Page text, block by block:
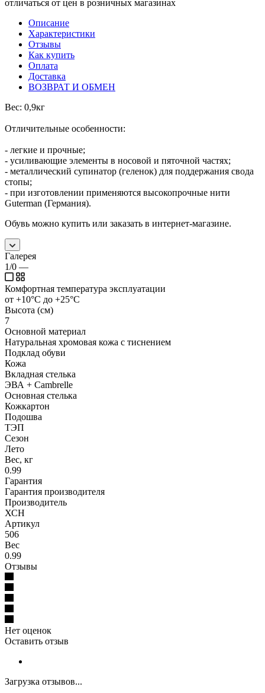
отличаться от цен в розничных магазинах
Описание
Характеристики
Отзывы
Как купить
Оплата
Доставка
ВОЗВРАТ И ОБМЕН
Вес: 0,9кг
Отличительные особенности:
- легкие и прочные;
- усиливающие элементы в носовой и пяточной частях;
- металлический супинатор (геленок) для поддержания свода
стопы;
- при изготовлении применяются высокопрочные нити
Guterman (Германия).
Обувь можно купить или заказать в интернет-магазине.
Галерея
1/0 —
Комфортная температура эксплуатации
от +10°С до +25°С
Высота (см)
7
Основной материал
Натуральная хромовая кожа с тиснением
Подклад обуви
Кожа
Вкладная стелька
ЭВА + Cambrelle
Основная стелька
Кожкартон
Подошва
ТЭП
Сезон
Лето
Вес, кг
0.99
Гарантия
Гарантия производителя
Производитель
ХСН
Артикул
506
Вес
0.99
Отзывы
Нет оценок
Оставить отзыв
Загрузка отзывов...